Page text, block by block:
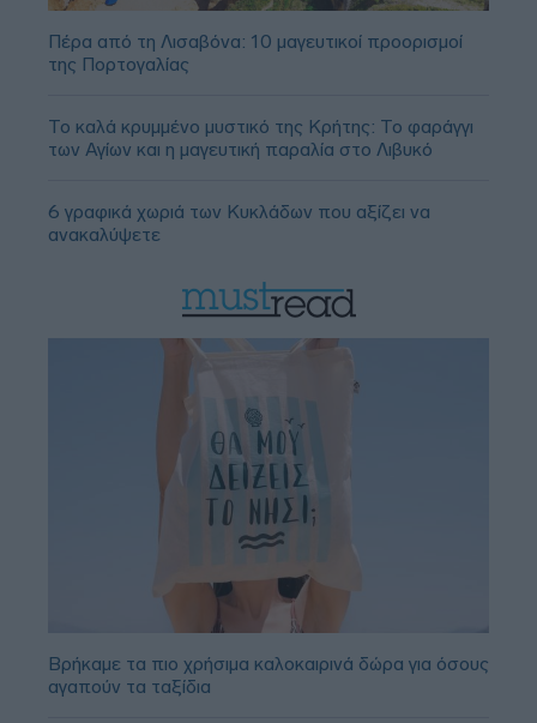
Πέρα από τη Λισαβόνα: 10 μαγευτικοί προορισμοί
της Πορτογαλίας
Το καλά κρυμμένο μυστικό της Κρήτης: Το φαράγγι
των Αγίων και η μαγευτική παραλία στο Λιβυκό
6 γραφικά χωριά των Κυκλάδων που αξίζει να
ανακαλύψετε
Βρήκαμε τα πιο χρήσιμα καλοκαιρινά δώρα για όσους
αγαπούν τα ταξίδια